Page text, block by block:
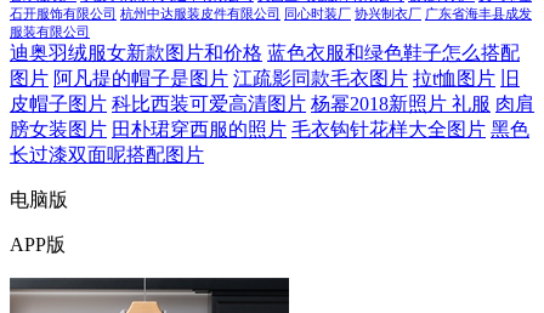
石开服饰有限公司 杭州中达服装皮件有限公司 同心时装厂 协兴制衣厂 广东省海丰县成发
服装有限公司
迪奥羽绒服女新款图片和价格 蓝色衣服和绿色鞋子怎么搭配
图片 阿凡提的帽子是图片 江疏影同款毛衣图片 拉t恤图片
旧
皮帽子图片 科比西装可爱高清图片 杨幂2018新照片 礼服 肉肩
膀女装图片 田朴珺穿西服的照片 毛衣钩针花样大全图片 黑色
长过漆双面呢搭配图片
电脑版
APP版